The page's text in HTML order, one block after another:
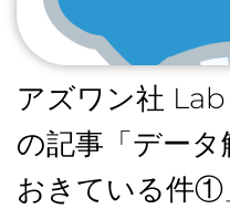
アズワン社
の記事「デー
おきている件①